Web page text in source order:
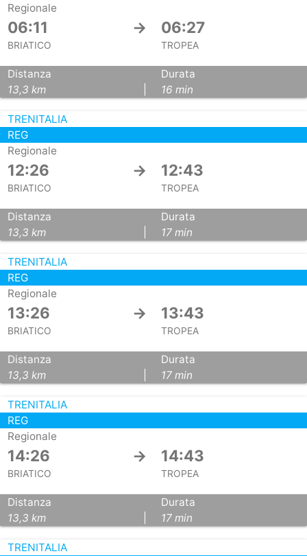
Regionale
06:11 → 06:27
BRIATICO TROPEA
Distanza
13,3 km
Durata
16 min
TRENITALIA
REG
Regionale
12:26 → 12:43
BRIATICO TROPEA
Distanza
13,3 km
Durata
17 min
TRENITALIA
REG
Regionale
13:26 → 13:43
BRIATICO TROPEA
Distanza
13,3 km
Durata
17 min
TRENITALIA
REG
Regionale
14:26 → 14:43
BRIATICO TROPEA
Distanza
13,3 km
Durata
17 min
TRENITALIA